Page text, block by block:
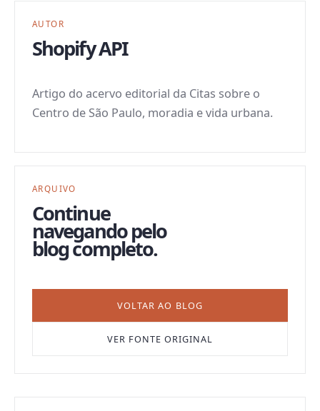
AUTOR
Shopify API
Artigo do acervo editorial da Citas sobre o
Centro de São Paulo, moradia e vida urbana.
ARQUIVO
Continue
navegando pelo
blog completo.
VOLTAR AO BLOG
VER FONTE ORIGINAL